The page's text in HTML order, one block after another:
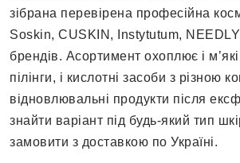
зібрана перевірена професійна
Soskin, CUSKIN, Instytutum,
брендів. Асортимент охоплює і
пілінги, і кислотні засоби з різною
відновлювальні продукти після
знайти варіант під будь-який тип
замовити з доставкою по Україні.